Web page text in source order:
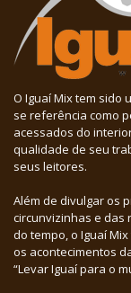
O Iguaí Mix tem sido
se referência como
acessados do
qualidade de seu
seus leitores.
Além de divulgar os
circunvizinhas e das
do tempo, o Iguaí
os acontecimentos
“Levar Iguaí para o